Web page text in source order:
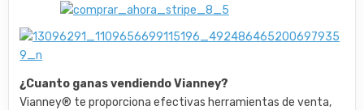
¿Cuanto ganas vendiendo Vianney?
Vianney® te proporciona efectivas herramientas de venta,